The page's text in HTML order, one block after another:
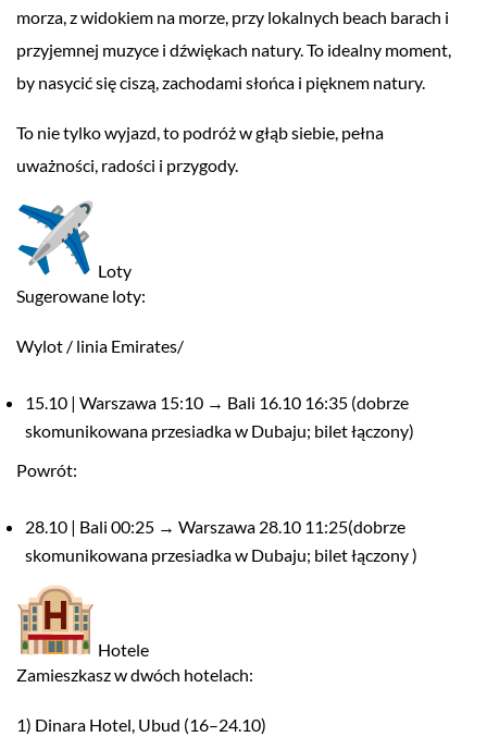
morza, z widokiem na morze, przy lokalnych beach barach i
przyjemnej muzyce i dźwiękach natury. To idealny moment,
by nasycić się ciszą, zachodami słońca i pięknem natury.
To nie tylko wyjazd, to podróż w głąb siebie, pełna
uważności, radości i przygody.
Loty
Sugerowane loty:
Wylot / linia Emirates/
15.10 | Warszawa 15:10 → Bali 16.10 16:35 (dobrze
skomunikowana przesiadka w Dubaju; bilet łączony)
Powrót:
28.10 | Bali 00:25 → Warszawa 28.10 11:25(dobrze
skomunikowana przesiadka w Dubaju; bilet łączony )
Hotele
Zamieszkasz w dwóch hotelach:
1) Dinara Hotel, Ubud (16–24.10)